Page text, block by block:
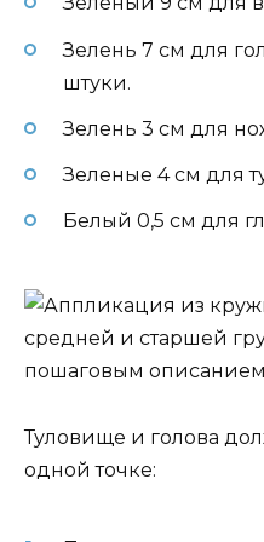
Зелень 7 см для
штуки.
Зелень 3 см для
Зеленые 4 см для
Белый 0,5 см для
Туловище и голова
одной точке: